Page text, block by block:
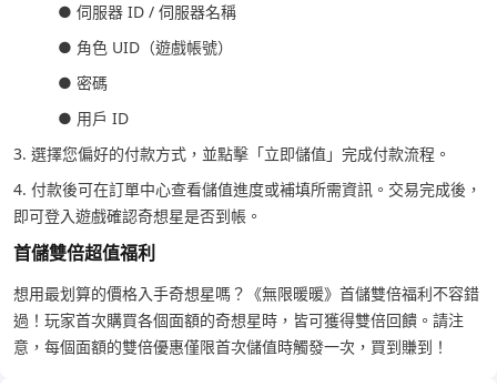
● 伺服器 ID / 伺服器名稱
● 角色 UID（遊戲帳號）
● 密碼
● 用戶 ID
3. 選擇您偏好的付款方式，並點擊「立即儲值」完成付款流程。
4. 付款後可在訂單中心查看儲值進度或補填所需資訊。交易完成後，
即可登入遊戲確認奇想星是否到帳。
首儲雙倍超值福利
想用最划算的價格入手奇想星嗎？《無限暖暖》首儲雙倍福利不容錯
過！玩家首次購買各個面額的奇想星時，皆可獲得雙倍回饋。請注
意，每個面額的雙倍優惠僅限首次儲值時觸發一次，買到賺到！